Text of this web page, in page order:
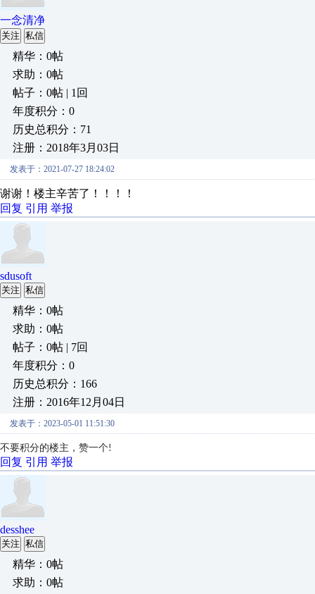
一念清净
关注 私信
精华：0帖
求助：0帖
帖子：0帖 | 1回
年度积分：0
历史总积分：71
注册：2018年3月03日
发表于：2021-07-27 18:24:02
谢谢！楼主辛苦了！！！！
回复 引用 举报
sdusoft
关注 私信
精华：0帖
求助：0帖
帖子：0帖 | 7回
年度积分：0
历史总积分：166
注册：2016年12月04日
发表于：2023-05-01 11:51:30
不要积分的楼主，赞一个!
回复 引用 举报
desshee
关注 私信
精华：0帖
求助：0帖